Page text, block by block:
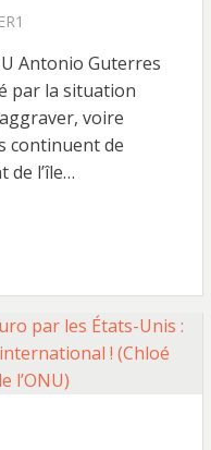
Antonio Guterres
par la situation
voire
continuent de
de l’île…